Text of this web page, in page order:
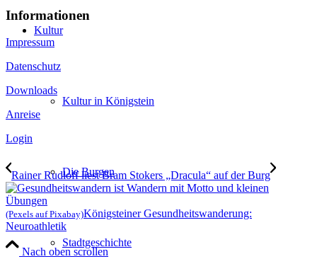
Kultur
Kultur in Königstein
Die Burgen
Stadtgeschichte
Informationen
Impressum
Datenschutz
Downloads
Anreise
Login
Rainer Rudloff liest Bram Stokers „Dracula“ auf der Burg
(Pexels auf Pixabay)Königsteiner Gesundheitswanderung:
Neuroathletik
Nach oben scrollen